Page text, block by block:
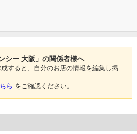
シー 大阪」の関係者様へ
すると、自分のお店の情報を編集し掲
ら をご確認ください。